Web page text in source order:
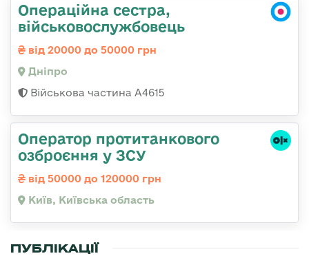
Операційна сестра,
військовослужбовець
від 20000 до 50000 грн
Дніпро
Військова частина А4615
Оператор протитанкового
озброєння у ЗСУ
від 50000 до 120000 грн
Київ, Київська область
ПУБЛІКАЦІЇ